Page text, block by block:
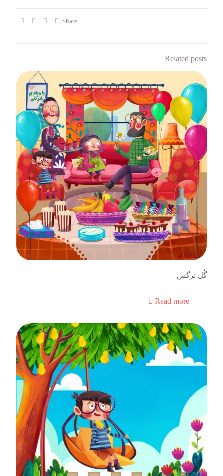
Share
Related posts
گُل نرگس
Read more